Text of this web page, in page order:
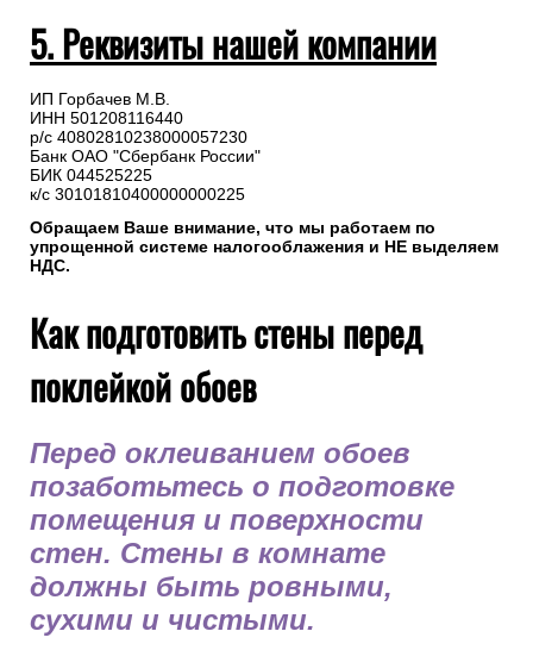
5. Реквизиты нашей компании
ИП Горбачев М.В.
ИНН 501208116440
р/с 40802810238000057230
Банк ОАО "Сбербанк России"
БИК 044525225
к/с 30101810400000000225
Обращаем Ваше внимание, что мы работаем по
упрощенной системе налогооблажения и НЕ выделяем
НДС.
Как подготовить стены перед
поклейкой обоев
Перед оклеиванием обоев
позаботьтесь о подготовке
помещения и поверхности
стен. Стены в комнате
должны быть ровными,
сухими и чистыми.